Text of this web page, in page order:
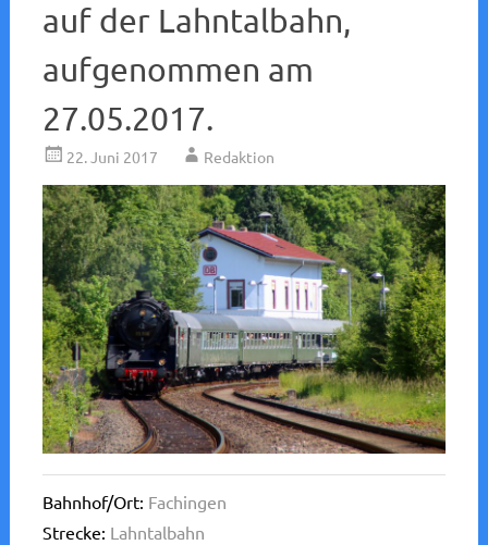
auf der Lahntalbahn,
aufgenommen am
27.05.2017.
22. Juni 2017 Redaktion
Bahnhof/Ort: Fachingen
Strecke: Lahntalbahn